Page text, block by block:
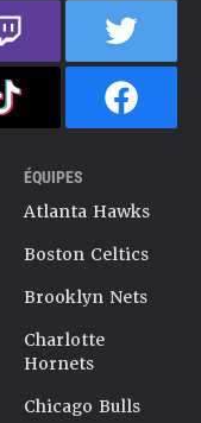
ÉQUIPES
Atlanta Hawks
Boston Celtics
Brooklyn Nets
Charlotte
Hornets
Chicago Bulls